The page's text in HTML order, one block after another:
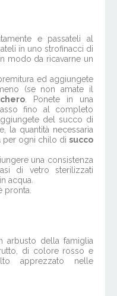
e passateli al
in uno strofinacci di
modo da ricavarne un
ed aggiungete
(se non amate il
. Ponete in una
fino al completo
del succo di
la quantità necessaria
per ogni chilo di succo
una consistenza
di vetro sterilizzati
acqua.
pronta.
della famiglia
di colore rosso e
apprezzato nelle